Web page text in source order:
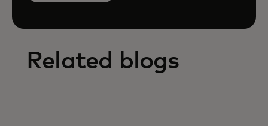
Related blogs